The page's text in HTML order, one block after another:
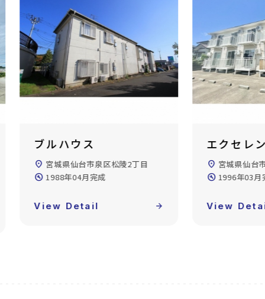
エクセレント山の寺
location_on 宮城県仙台市泉区山の寺2丁目
build_circle 1996年03月完成
View Detail arrow_forward
グランド
location_on 宮城県仙台
build_circle 1989年03月
View